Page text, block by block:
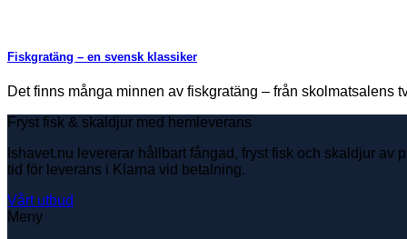
Fiskgratäng – en svensk klassiker
Det finns många minnen av fiskgratäng – från skolmatsalens
Fryst fisk & skaldjur med hemleverans
Ishavet.nu levererar hållbart fångad, fryst fisk och skaldjur
tid för leverans i Klarna vid betalning.
Vårt utbud
Meny